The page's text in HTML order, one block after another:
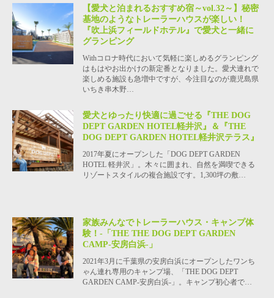
【愛犬と泊まれるおすすめ宿～vol.32～】秘密
基地のようなトレーラーハウスが楽しい！
『吹上浜フィールドホテル』で愛犬と一緒に
グランピング
Withコロナ時代において気軽に楽しめるグランピング
はもはやお出かけの新定番となりました。愛犬連れで
楽しめる施設も急増中ですが、今注目なのが鹿児島県
いちき串木野…
愛犬とゆったり快適に過ごせる『THE DOG
DEPT GARDEN HOTEL軽井沢』＆『THE
DOG DEPT GARDEN HOTEL軽井沢テラス』
2017年夏にオープンした「DOG DEPT GARDEN
HOTEL 軽井沢」。木々に囲まれ、自然を満喫できる
リゾートスタイルの複合施設です。1,300坪の敷…
家族みんなでトレーラーハウス・キャンプ体
験！-「THE THE DOG DEPT GARDEN
CAMP-安房白浜-」
2021年3月に千葉県の安房白浜にオープンしたワンち
ゃん連れ専用のキャンプ場、「THE DOG DEPT
GARDEN CAMP-安房白浜-」。キャンプ初心者で…